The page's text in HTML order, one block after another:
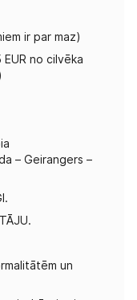
ir par maz)
no cilvēka
– Geirangers –
un